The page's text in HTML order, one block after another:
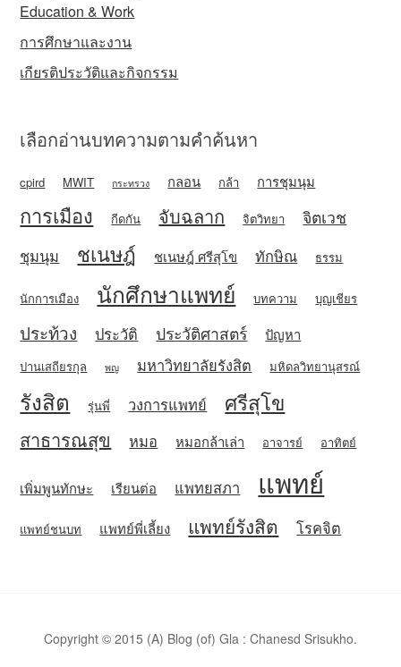
Education & Work
การศึกษาและงาน
เกียรติประวัติและกิจกรรม
เลือกอ่านบทความตามคำค้นหา
cpird MWIT กระทรวง กลอน กล้า การชุมนุม
การเมือง กีดกัน จับฉลาก จิตวิทยา จิตเวช
ชุมนุม ชเนษฎ์ ชเนษฎ์ ศรีสุโข ทักษิณ ธรรม
นักการเมือง นักศึกษาแพทย์ บทความ บุญเชียร
ประท้วง ประวัติ ประวัติศาสตร์ ปัญหา
ปานเสถียรกุล พญ มหาวิทยาลัยรังสิต มหิดลวิทยานุสรณ์
รังสิต รุ่นพี่ วงการแพทย์ ศรีสุโข
สาธารณสุข หมอ หมอกล้าเล่า อาจารย์ อาทิตย์
เพิ่มพูนทักษะ เรียนต่อ แพทยสภา แพทย์
แพทย์ชนบท แพทย์พี่เลี้ยง แพทย์รังสิต โรคจิต
Copyright © 2015 (A) Blog (of) Gla : Chanesd Srisukho.